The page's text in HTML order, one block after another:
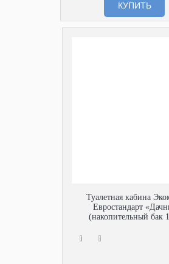
КУПИТЬ
Туалетная кабина
Евростандарт
(накопительный бак